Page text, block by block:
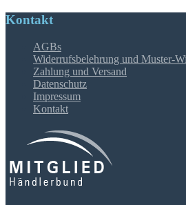
Kontakt
AGBs
Widerrufsbelehrung und Muster-
Zahlung und Versand
Datenschutz
Impressum
Kontakt